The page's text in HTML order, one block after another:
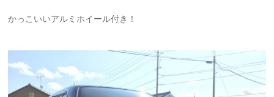
かっこいいアルミホイール付き！